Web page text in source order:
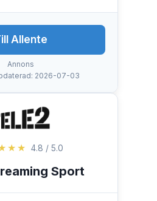
Allente
Annons
2026-07-03
4.8 / 5.0
Sport